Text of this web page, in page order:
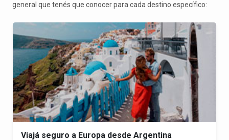
general que tenés que conocer para cada destino específico:
Viajá seguro a Europa desde Argentina